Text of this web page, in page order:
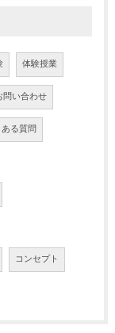
体験授業
問い合わせ
る質問
コンセプト